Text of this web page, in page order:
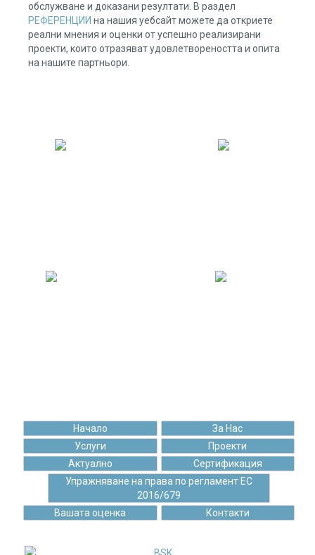
обслужване и доказани резултати. В раздел
РЕФЕРЕНЦИИ на нашия уебсайт можете да откриете
реални мнения и оценки от успешно реализирани
проекти, които отразяват удовлетвореността и опита
на нашите партньори.
Начало
За Нас
Услуги
Проекти
Актуално
Сертификация
Упражняване на права по регламент ЕС
2016/679
Вашата оценка
Контакти